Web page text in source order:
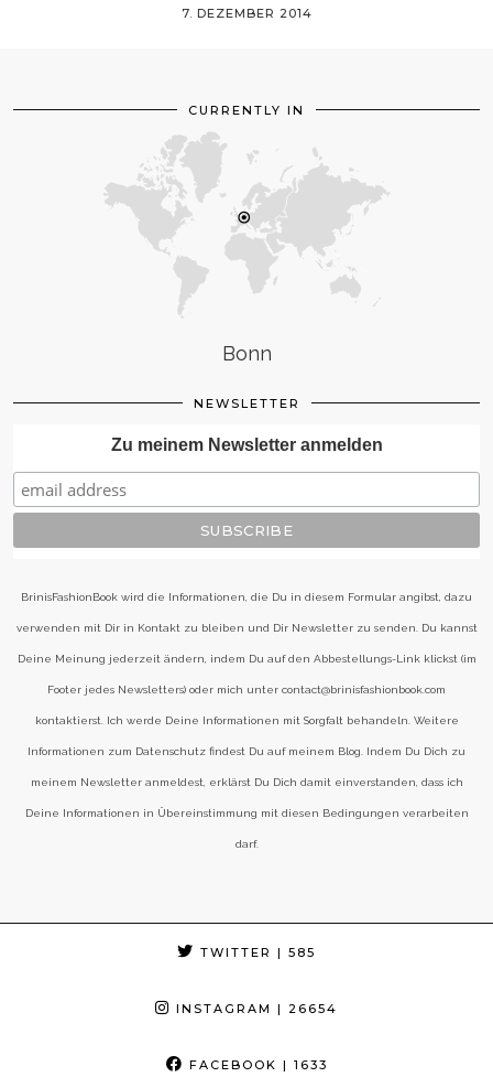
7. DEZEMBER 2014
CURRENTLY IN
Bonn
NEWSLETTER
Zu meinem Newsletter anmelden
BrinisFashionBook wird die Informationen, die Du in diesem Formular angibst, dazu
verwenden mit Dir in Kontakt zu bleiben und Dir Newsletter zu senden. Du kannst
Deine Meinung jederzeit ändern, indem Du auf den Abbestellungs-Link klickst (im
Footer jedes Newsletters) oder mich unter contact@brinisfashionbook.com
kontaktierst. Ich werde Deine Informationen mit Sorgfalt behandeln. Weitere
Informationen zum Datenschutz findest Du auf meinem Blog. Indem Du Dich zu
meinem Newsletter anmeldest, erklärst Du Dich damit einverstanden, dass ich
Deine Informationen in Übereinstimmung mit diesen Bedingungen verarbeiten
darf.
TWITTER | 585
INSTAGRAM | 26654
FACEBOOK | 1633